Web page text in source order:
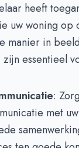
heeft
uw woning op
manier in
essentieel
:
met